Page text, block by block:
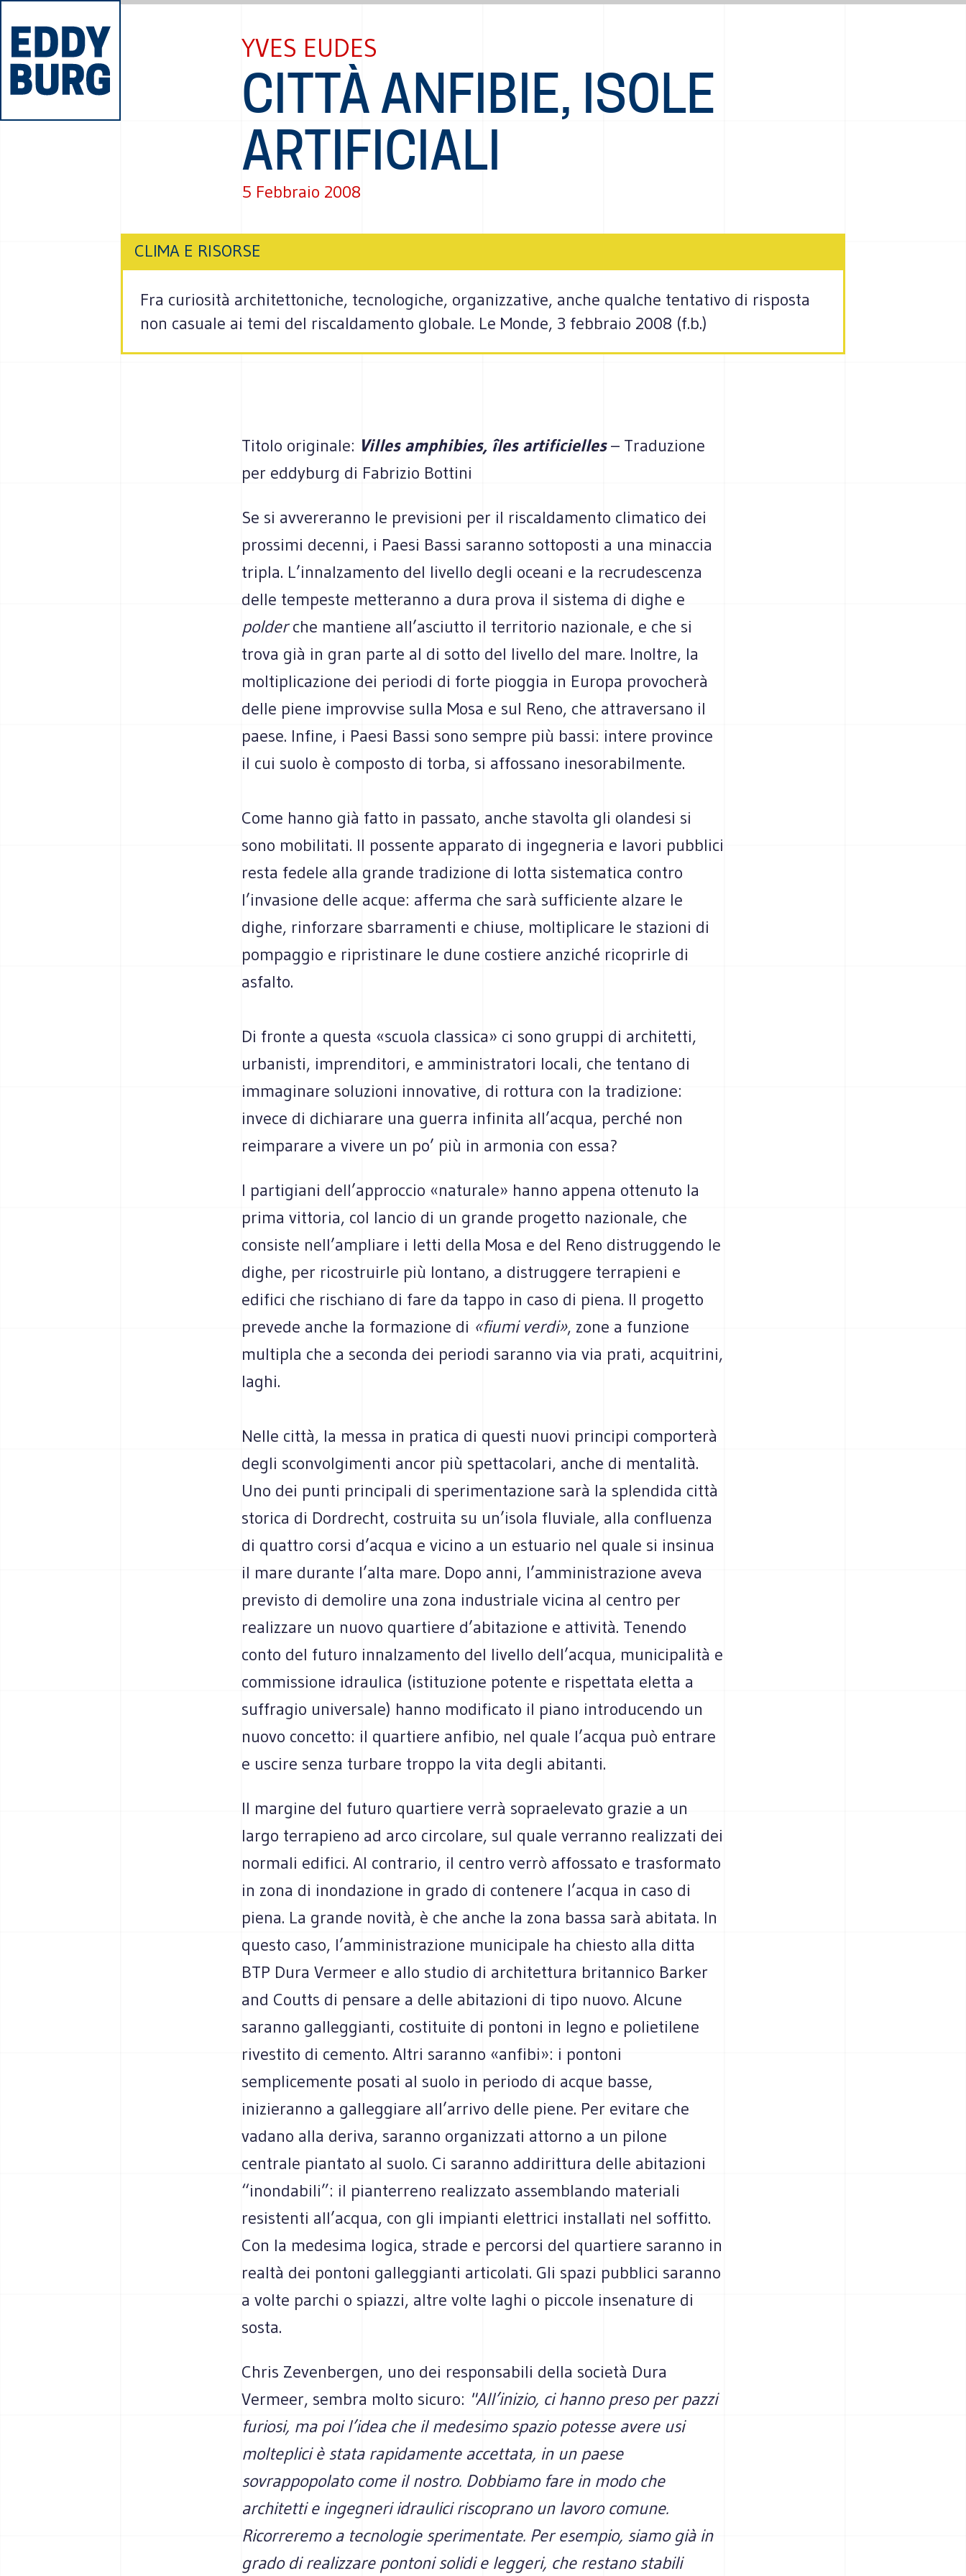
YVES EUDES
CITTÀ ANFIBIE, ISOLE
ARTIFICIALI
5 Febbraio 2008
CLIMA E RISORSE
Fra curiosità architettoniche, tecnologiche, organizzative, anche qualche tentativo di risposta
non casuale ai temi del riscaldamento globale. Le Monde, 3 febbraio 2008 (f.b.)
Titolo originale: Villes amphibies, îles artificielles– Traduzione
per eddyburg di Fabrizio Bottini
Se si avvereranno le previsioni per il riscaldamento climatico dei
prossimi decenni, i Paesi Bassi saranno sottoposti a una minaccia
tripla. L’innalzamento del livello degli oceani e la recrudescenza
delle tempeste metteranno a dura prova il sistema di dighe e
polderche mantiene all’asciutto il territorio nazionale, e che si
trova già in gran parte al di sotto del livello del mare. Inoltre, la
moltiplicazione dei periodi di forte pioggia in Europa provocherà
delle piene improvvise sulla Mosa e sul Reno, che attraversano il
paese. Infine, i Paesi Bassi sono sempre più bassi: intere province
il cui suolo è composto di torba, si affossano inesorabilmente.
Come hanno già fatto in passato, anche stavolta gli olandesi si
sono mobilitati. Il possente apparato di ingegneria e lavori pubblici
resta fedele alla grande tradizione di lotta sistematica contro
l’invasione delle acque: afferma che sarà sufficiente alzare le
dighe, rinforzare sbarramenti e chiuse, moltiplicare le stazioni di
pompaggio e ripristinare le dune costiere anziché ricoprirle di
asfalto.
Di fronte a questa «scuola classica» ci sono gruppi di architetti,
urbanisti, imprenditori, e amministratori locali, che tentano di
immaginare soluzioni innovative, di rottura con la tradizione:
invece di dichiarare una guerra infinita all’acqua, perché non
reimparare a vivere un po’ più in armonia con essa?
I partigiani dell’approccio «naturale» hanno appena ottenuto la
prima vittoria, col lancio di un grande progetto nazionale, che
consiste nell’ampliare i letti della Mosa e del Reno distruggendo le
dighe, per ricostruirle più lontano, a distruggere terrapieni e
edifici che rischiano di fare da tappo in caso di piena. Il progetto
prevede anche la formazione di «fiumi verdi», zone a funzione
multipla che a seconda dei periodi saranno via via prati, acquitrini,
laghi.
Nelle città, la messa in pratica di questi nuovi principi comporterà
degli sconvolgimenti ancor più spettacolari, anche di mentalità.
Uno dei punti principali di sperimentazione sarà la splendida città
storica di Dordrecht, costruita su un’isola fluviale, alla confluenza
di quattro corsi d’acqua e vicino a un estuario nel quale si insinua
il mare durante l’alta mare. Dopo anni, l’amministrazione aveva
previsto di demolire una zona industriale vicina al centro per
realizzare un nuovo quartiere d’abitazione e attività. Tenendo
conto del futuro innalzamento del livello dell’acqua, municipalità e
commissione idraulica (istituzione potente e rispettata eletta a
suffragio universale) hanno modificato il piano introducendo un
nuovo concetto: il quartiere anfibio, nel quale l’acqua può entrare
e uscire senza turbare troppo la vita degli abitanti.
Il margine del futuro quartiere verrà sopraelevato grazie a un
largo terrapieno ad arco circolare, sul quale verranno realizzati dei
normali edifici. Al contrario, il centro verrò affossato e trasformato
in zona di inondazione in grado di contenere l’acqua in caso di
piena. La grande novità, è che anche la zona bassa sarà abitata. In
questo caso, l’amministrazione municipale ha chiesto alla ditta
BTP Dura Vermeer e allo studio di architettura britannico Barker
and Coutts di pensare a delle abitazioni di tipo nuovo. Alcune
saranno galleggianti, costituite di pontoni in legno e polietilene
rivestito di cemento. Altri saranno «anfibi»: i pontoni
semplicemente posati al suolo in periodo di acque basse,
inizieranno a galleggiare all’arrivo delle piene. Per evitare che
vadano alla deriva, saranno organizzati attorno a un pilone
centrale piantato al suolo. Ci saranno addirittura delle abitazioni
“inondabili”: il pianterreno realizzato assemblando materiali
resistenti all’acqua, con gli impianti elettrici installati nel soffitto.
Con la medesima logica, strade e percorsi del quartiere saranno in
realtà dei pontoni galleggianti articolati. Gli spazi pubblici saranno
a volte parchi o spiazzi, altre volte laghi o piccole insenature di
sosta.
Chris Zevenbergen, uno dei responsabili della società Dura
Vermeer, sembra molto sicuro: "All’inizio, ci hanno preso per pazzi
furiosi, ma poi l’idea che il medesimo spazio potesse avere usi
molteplici è stata rapidamente accettata, in un paese
sovrappopolato come il nostro. Dobbiamo fare in modo che
architetti e ingegneri idraulici riscoprano un lavoro comune.
Ricorreremo a tecnologie sperimentate. Per esempio, siamo già in
grado di realizzare pontoni solidi e leggeri, che restano stabili